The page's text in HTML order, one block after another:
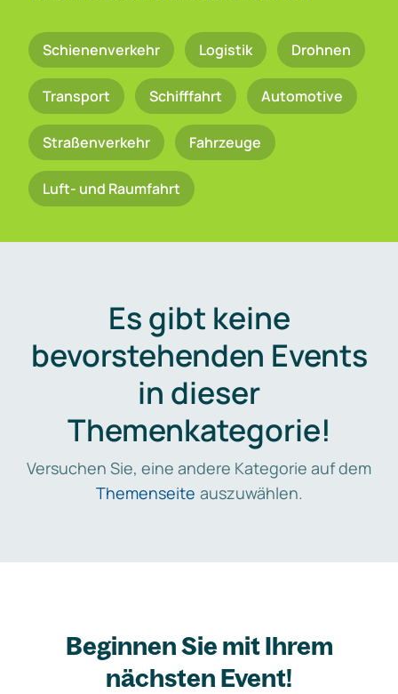
Schienenverkehr Logistik Drohnen
Transport Schifffahrt Automotive
Straßenverkehr Fahrzeuge
Luft- und Raumfahrt
Es gibt keine
bevorstehenden Events
in dieser
Themenkategorie!
Versuchen Sie, eine andere Kategorie auf dem
Themenseite auszuwählen.
Beginnen Sie mit Ihrem
nächsten Event!